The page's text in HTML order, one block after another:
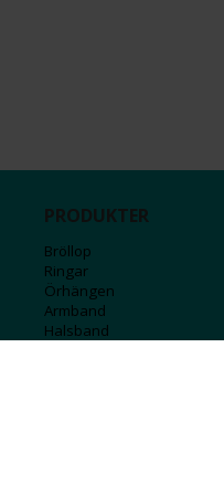
PRODUKTER
Bröllop
Ringar
Örhängen
Armband
Halsband